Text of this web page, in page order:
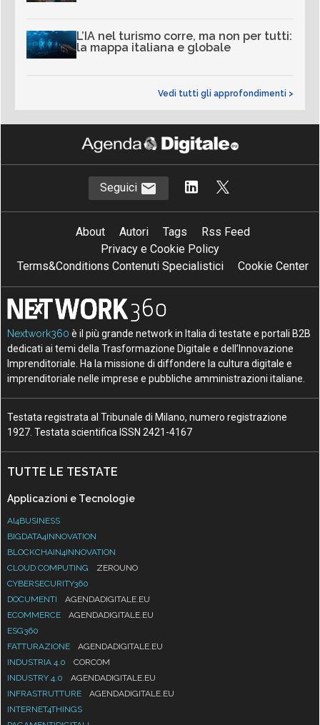
L’IA nel turismo corre, ma non per tutti:
la mappa italiana e globale
Vedi tutti gli approfondimenti >
Seguici
About Autori Tags
Rss Feed
Privacy e Cookie Policy
Terms&Conditions Contenuti Specialistici
Cookie Center
Nextwork360 è il più grande network in Italia di testate e portali B2B
dedicati ai temi della Trasformazione Digitale e dell’Innovazione
Imprenditoriale. Ha la missione di diffondere la cultura digitale e
imprenditoriale nelle imprese e pubbliche amministrazioni italiane.
Testata registrata al Tribunale di Milano, numero registrazione
1927. Testata scientifica ISSN 2421-4167
TUTTE LE TESTATE
Applicazioni e Tecnologie
AI4BUSINESS
BIGDATA4INNOVATION
BLOCKCHAIN4INNOVATION
CLOUD COMPUTING
ZEROUNO
CYBERSECURITY360
DOCUMENTI
AGENDADIGITALE.EU
ECOMMERCE
AGENDADIGITALE.EU
ESG360
FATTURAZIONE
AGENDADIGITALE.EU
INDUSTRIA 4.0
CORCOM
INDUSTRY 4.0
AGENDADIGITALE.EU
INFRASTRUTTURE
AGENDADIGITALE.EU
INTERNET4THINGS